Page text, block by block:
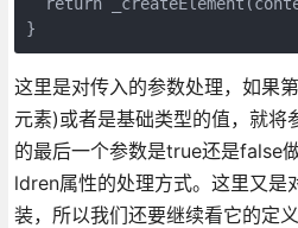
这里是对传入的参数处理，如果
元素)或者是基础类型的值，就将
的最后一个参数是true还是false
ldren属性的处理方式。这里又是
装，所以我们还要继续看它的定义